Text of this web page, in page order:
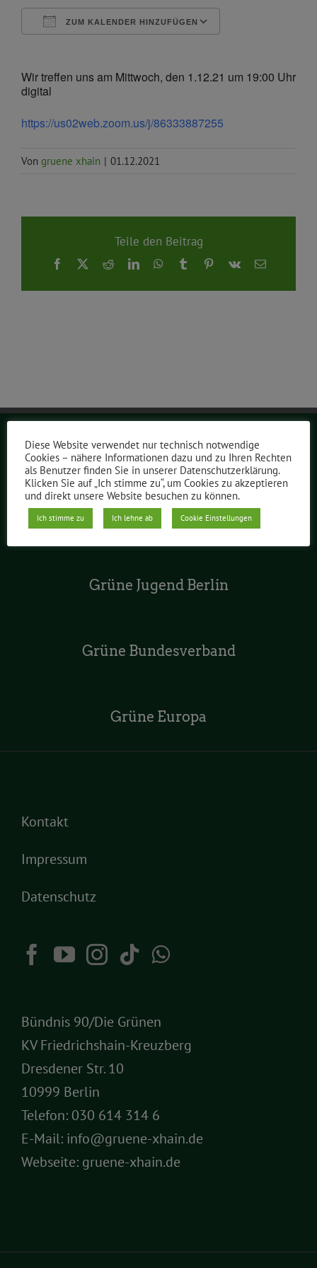
ZUM KALENDER HINZUFÜGEN
Wir treffen uns am Mittwoch, den 1.12.21 um 19:00 Uhr
digital
https://us02web.zoom.us/j/86333887255
Von gruene xhain | 01.12.2021
Teile den Beitrag
Facebook
X RedditLinkedInWhatsApp
TumblrPinterest
Vk
E-
Grüne Berlin
Grüne im Abgeordnetenhaus
Grüne Jugend Berlin
Grüne Bundesverband
Grüne Europa
Kontakt
Impressum
Datenschutz
Bündnis 90/Die Grünen
KV Friedrichshain-Kreuzberg
Dresdener Str. 10
10999 Berlin
Telefon: 030 614 314 6
E-Mail: info@gruene-xhain.de
Webseite: gruene-xhain.de
Diese Website verwendet nur technisch notwendige
Cookies – nähere Informationen dazu und zu Ihren Rechten
als Benutzer finden Sie in unserer Datenschutzerklärung.
Klicken Sie auf „Ich stimme zu“, um Cookies zu akzeptieren
und direkt unsere Website besuchen zu können.
Ich stimme zu Ich lehne ab Cookie Einstellungen